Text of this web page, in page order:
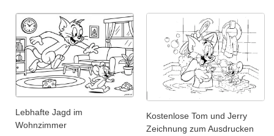
Lebhafte Jagd im
Wohnzimmer
Kostenlose Tom und Jerry
Zeichnung zum Ausdrucken